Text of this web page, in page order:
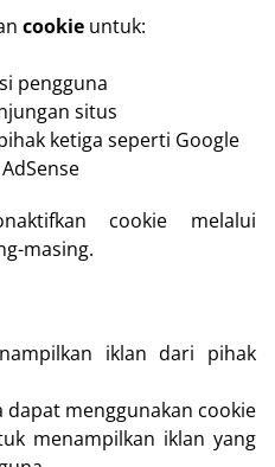
cookie untuk:
pengguna
situs
ketiga seperti Google
cookie melalui
masing.
iklan dari pihak
dapat menggunakan cookie
menampilkan iklan yang